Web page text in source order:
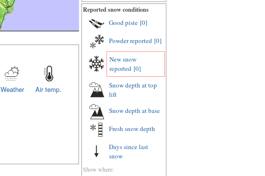
Air temp.
Weather
Reported snow conditions
Good piste [0]
Powder reported [0]
New snow
reported [0]
Snow depth at top
lift
Snow depth at base
Fresh snow depth
Days since last
snow
Show where: